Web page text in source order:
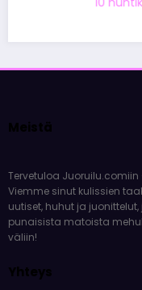
Meistä
Tervetuloa
Viemme sinut kulissien
uutiset, huhut ja
punaisista matoista
väliin!
Yhteys